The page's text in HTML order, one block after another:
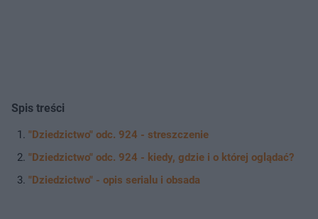
Spis treści
"Dziedzictwo" odc. 924 - streszczenie
"Dziedzictwo" odc. 924 - kiedy, gdzie i o której oglądać?
"Dziedzictwo" - opis serialu i obsada